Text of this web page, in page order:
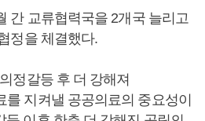
간 교류협력국을 2개국 늘리고
정을 체결했다.
정갈등 후 더 강해져
를 지켜낼 공공의료의 중요성이